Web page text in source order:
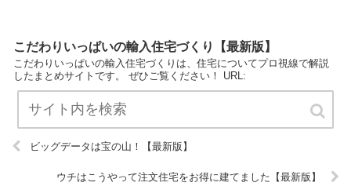
こだわりいっぱいの輸入住宅づくり【最新版】
こだわりいっぱいの輸入住宅づくりは、住宅についてプロ視線で解説
したまとめサイトです。 ぜひご覧ください！ URL:
ビッグデータは宝の山！【最新版】
ウチはこうやって注文住宅をお得に建てました【最新版】